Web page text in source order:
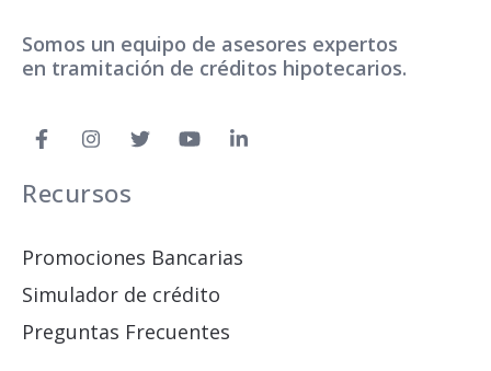
Somos un equipo de asesores expertos
en tramitación de créditos hipotecarios.
Recursos
Promociones Bancarias
Simulador de crédito
Preguntas Frecuentes